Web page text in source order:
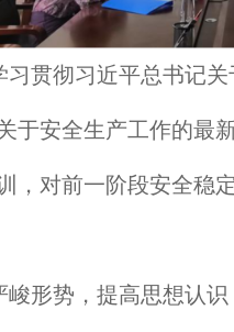
贯彻习近平总书记
于安全生产工作的最
，对前一阶段安全稳
形势，提高思想认